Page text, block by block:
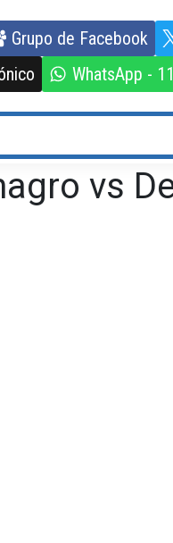
Grupo de Facebook
WhatsApp -
vs